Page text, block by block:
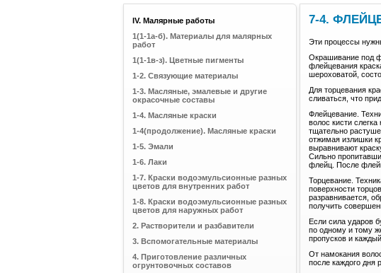
7-4.
Эти процессы
Окрашивание под
флейцевания
шероховатой,
Для торцевания
сливаться, что
Флейцевание.
волос кисти
тщательно
отжимая излишки
выравнивают
Сильно
флейц. После
Торцевание.
поверхности
разравнивается,
получить
Если сила ударов
по одному и тому
пропусков и
От намокания
после каждого дня
IV. Малярные работы
1(1-1а-б). Материалы для малярных
работ
1(1-1в-з). Цветные пигменты
1-2. Связующие материалы
1-3. Масляные, эмалевые и другие
окрасочные составы
1-4. Масляные краски
1-4(продолжение). Масляные краски
1-5. Эмали
1-6. Лаки
1-7. Краски водоэмульсионные разных
цветов для внутренних работ
1-8. Краски водоэмульсионные разных
цветов для наружных работ
2. Растворители и разбавители
3. Вспомогательные материалы
4. Приготовление различных
огрунтовочных составов